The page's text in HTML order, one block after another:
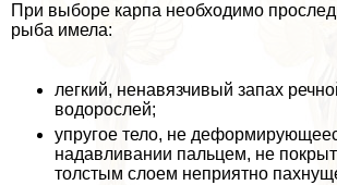
При выборе карпа необходимо
рыба имела:
легкий, ненавязчивый запах
водорослей;
упругое тело, не
надавливании пальцем, не
толстым слоем неприятно